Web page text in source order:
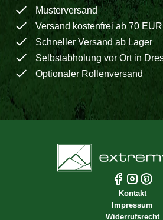
Musterversand
Versand kostenfrei ab 70
Schneller Versand ab Lager
Selbstabholung vor Ort in
Optionaler Rollenversand
Kontakt
Impressum
Widerrufsrecht